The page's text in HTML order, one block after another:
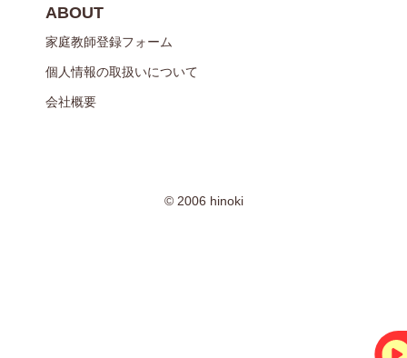
ABOUT
家庭教師登録フォーム
個人情報の取扱いについて
会社概要
© 2006 hinoki